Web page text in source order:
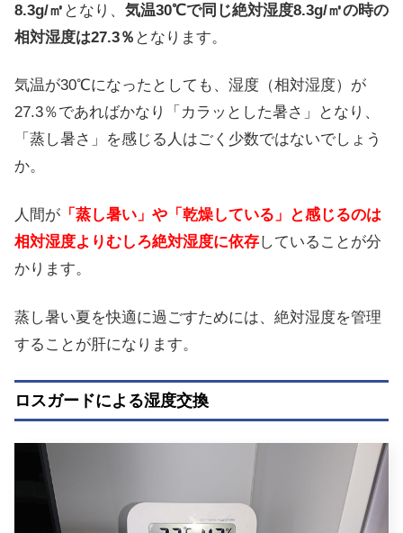
8.3g/㎥ となり、 気温30℃で同じ絶対湿度8.3g/㎥の時の
相対湿度は27.3％ となります。
気温が30℃になったとしても、湿度（相対湿度）が
27.3％であればかなり「カラッとした暑さ」となり、
「蒸し暑さ」を感じる人はごく少数ではないでしょう
か。
人間が 「蒸し暑い」や「乾燥している」と感じるのは
相対湿度よりむしろ絶対湿度に依存していることが分
かります。
蒸し暑い夏を快適に過ごすためには、絶対湿度を管理
することが肝になります。
ロスガードによる湿度交換